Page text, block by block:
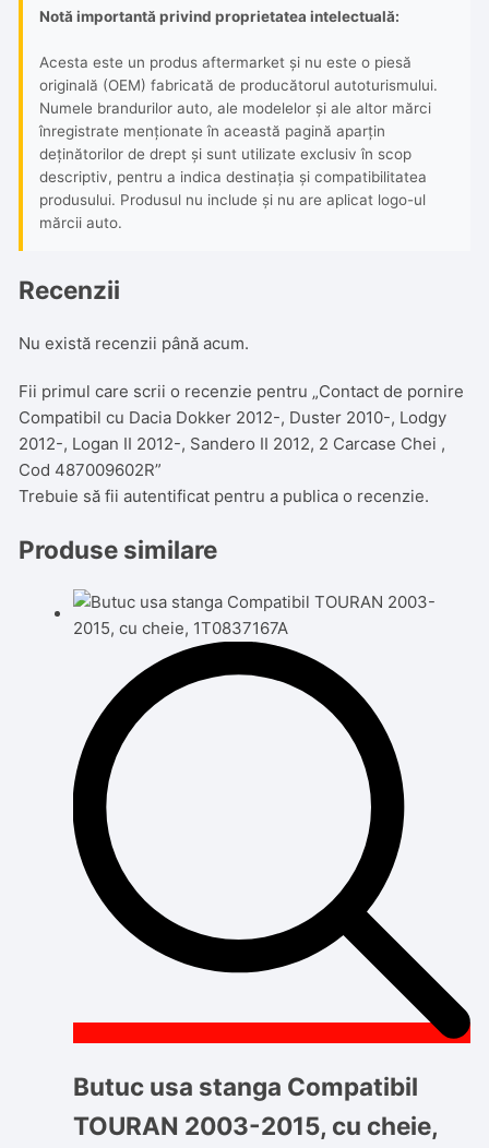
2
Carcase
Chei
,
Cod
487009602R
Notă importantă privind proprietatea intelectuală:
Acesta este un produs aftermarket și nu este o piesă
originală (OEM) fabricată de producătorul autoturismului.
Numele brandurilor auto, ale modelelor și ale altor mărci
înregistrate menționate în această pagină aparțin
deținătorilor de drept și sunt utilizate exclusiv în scop
descriptiv, pentru a indica destinația și compatibilitatea
produsului. Produsul nu include și nu are aplicat logo-ul
mărcii auto.
Recenzii
Nu există recenzii până acum.
Fii primul care scrii o recenzie pentru „Contact de pornire
Compatibil cu Dacia Dokker 2012-, Duster 2010-, Lodgy
2012-, Logan II 2012-, Sandero II 2012, 2 Carcase Chei ,
Cod 487009602R”
Trebuie să fiiautentificat pentru a publica o recenzie.
Produse similare
Butuc usa stanga Compatibil
TOURAN 2003-2015, cu cheie,